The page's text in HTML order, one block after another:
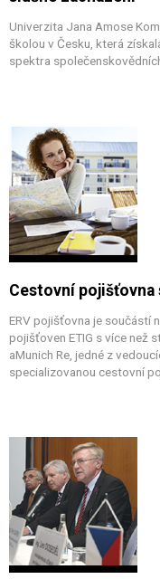
Univerzita Jana Amose
školou v Česku, která
spektra
Cestovní pojišťovna
ERV pojišťovna je součástí
pojišťoven ETIG s více než
aMunich Re, jedné z
specializovanou cestovní